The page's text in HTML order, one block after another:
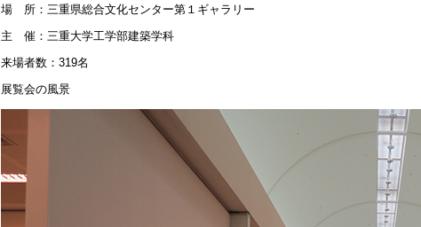
場 所：三重県総合文化センター第１ギャラリー
主 催：三重大学工学部建築学科
来場者数：319名
展覧会の風景